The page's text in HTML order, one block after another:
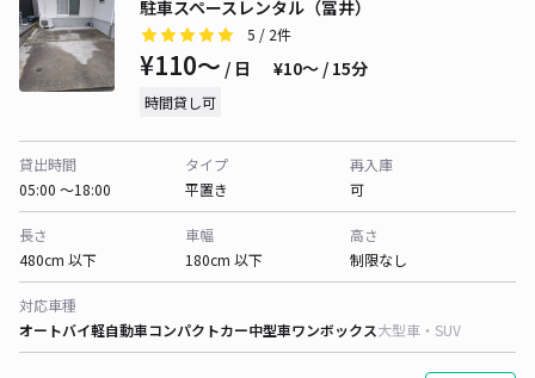
駐車スペースレンタル（冨井）
5 / 2件
¥110〜 / 日 ¥10〜 / 15分
時間貸し可
貸出時間
05:00 〜18:00
タイプ
平置き
再入庫
可
長さ
480cm 以下
車幅
180cm 以下
高さ
制限なし
対応車種
オートバイ軽自動車コンパクトカー中型車ワンボックス大型車・SUV